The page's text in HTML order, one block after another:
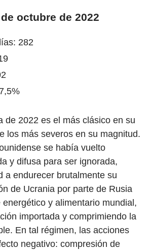
octubre de 2022
282
de 2022 es el más clásico en su
los más severos en su magnitud.
se había vuelto
y difusa para ser ignorada,
a endurecer brutalmente su
de Ucrania por parte de Rusia
y alimentario mundial,
importada y comprimiendo la
En tal régimen, las acciones
negativo: compresión de